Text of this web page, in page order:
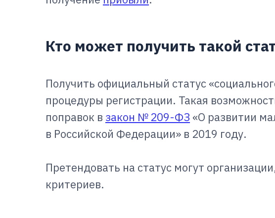
Кто может получить такой
Получить официальный статус
процедуры регистрации. Такая
поправок в закон № 209-ФЗ «О развитии
в Российской Федерации» в 2019 году.
Претендовать на статус могут
критериев.